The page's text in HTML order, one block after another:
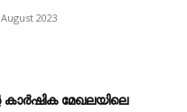
2023
കാർഷിക മേഖലയിലെ